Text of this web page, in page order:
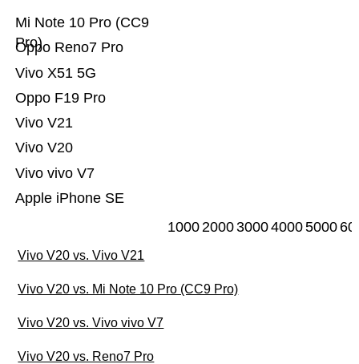
Apple iPhone SE
Vivo vivo V7
Vivo V20
Vivo V21
Oppo F19 Pro
Vivo X51 5G
Oppo Reno7 Pro
Mi Note 10 Pro (CC9
Pro)
10002000300040005000
Vivo V20 vs. Vivo V21
Vivo V20 vs. Mi Note 10 Pro (CC9 Pro)
Vivo V20 vs. Vivo vivo V7
Vivo V20 vs. Reno7 Pro